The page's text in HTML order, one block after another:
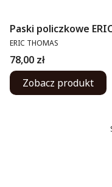
Paski policzkowe
PRODUCENT
ERIC THOMAS
Cena
78,00 zł
Zobacz produkt